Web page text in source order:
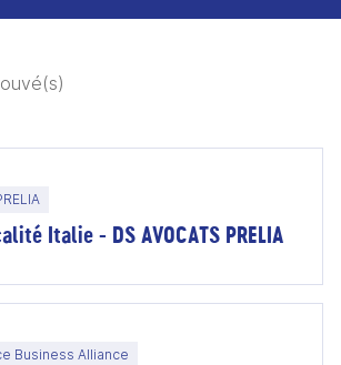
Italie - DS AVOCATS PRELIA
Business Alliance